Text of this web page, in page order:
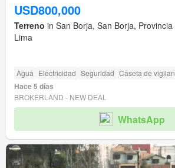
USD800,000
Terreno in San Borja, San Borja,
Lima
Agua Electricidad Seguridad Caseta de
Hace 5 días
BROKERLAND - NEW DEAL
WhatsApp